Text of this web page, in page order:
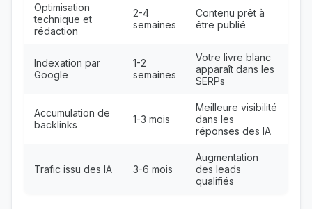
Optimisation
technique et
rédaction
2-4
semaines
Contenu prêt à
être publié
Indexation par
Google
1-2
semaines
Votre livre blanc
apparaît dans les
SERPs
Accumulation de
backlinks
1-3 mois
Meilleure visibilité
dans les
réponses des IA
Trafic issu des IA 3-6 mois
Augmentation
des leads
qualifiés